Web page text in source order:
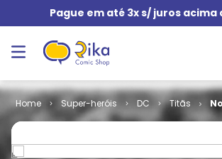
Pague em até 3x s/ juros acima
Super-heróis DC Titãs